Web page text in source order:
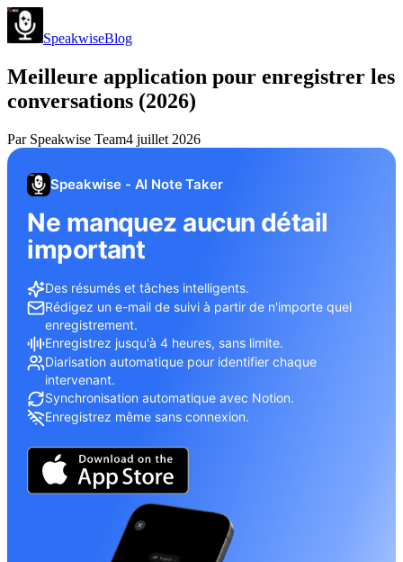
SpeakwiseBlog
Meilleure application pour enregistrer les
conversations (2026)
Par Speakwise Team4 juillet 2026
Speakwise - AI Note Taker
Ne manquez aucun détail
important
Des résumés et tâches intelligents.
Rédigez un e-mail de suivi à partir de n'importe quel
enregistrement.
Enregistrez jusqu'à 4 heures, sans limite.
Diarisation automatique pour identifier chaque
intervenant.
Synchronisation automatique avec Notion.
Enregistrez même sans connexion.